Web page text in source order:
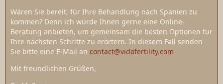
Wären Sie bereit, für Ihre Behandlung nach Spanien zu
kommen? Denn ich würde Ihnen gerne eine Online-
Beratung anbieten, um gemeinsam die besten Optionen für
Ihre nächsten Schritte zu erörtern. In diesem Fall senden
Sie bitte eine E-Mail an contact@vidafertility.com
Mit freundlichen Grüßen,